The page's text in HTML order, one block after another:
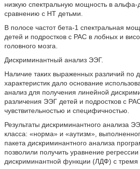
низкую спектральную мощность в альфа-
сравнению с НТ детьми.
В полосе частот бета-1 спектральная
детей и подростков с РАС в лобных и
головного мозга.
Дискриминантный анализ ЭЭГ.
Наличие таких выраженных различий по
характеристик дало основание
анализ для получения линейной
различения ЭЭГ детей и подростков с
чувствительностью и специфичностью.
Результаты дискриминантного анализа
класса: «норма» и «аутизм»,
пакета дискриминантного анализа
позволили получить уравнение
дискриминантной функции (ЛДФ) с тремя